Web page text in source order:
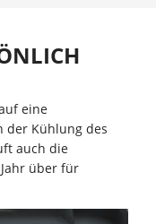
eine
der Kühlung des
auch die
über für